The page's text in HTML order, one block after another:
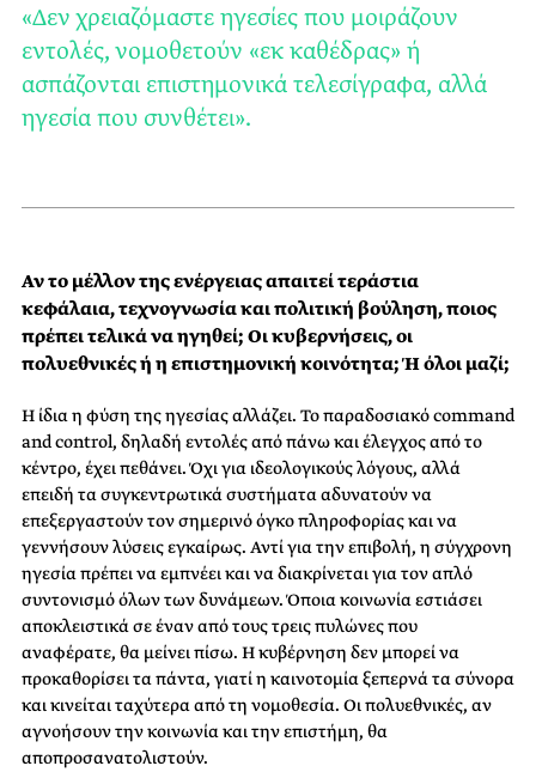
«Δεν χρειαζόμαστε ηγεσίες που μοιράζουν
εντολές, νομοθετούν «εκ καθέδρας» ή
ασπάζονται επιστημονικά τελεσίγραφα, αλλά
ηγεσία που συνθέτει».
Αν το μέλλον της ενέργειας απαιτεί τεράστια
κεφάλαια, τεχνογνωσία και πολιτική βούληση, ποιος
πρέπει τελικά να ηγηθεί; Οι κυβερνήσεις, οι
πολυεθνικές ή η επιστημονική κοινότητα; Ή όλοι μαζί;
Η ίδια η φύση της ηγεσίας αλλάζει. Το παραδοσιακό command
and control, δηλαδή εντολές από πάνω και έλεγχος από το
κέντρο, έχει πεθάνει. Όχι για ιδεολογικούς λόγους, αλλά
επειδή τα συγκεντρωτικά συστήματα αδυνατούν να
επεξεργαστούν τον σημερινό όγκο πληροφορίας και να
γεννήσουν λύσεις εγκαίρως. Αντί για την επιβολή, η σύγχρονη
ηγεσία πρέπει να εμπνέει και να διακρίνεται για τον απλό
συντονισμό όλων των δυνάμεων. Όποια κοινωνία εστιάσει
αποκλειστικά σε έναν από τους τρεις πυλώνες που
αναφέρατε, θα μείνει πίσω. Η κυβέρνηση δεν μπορεί να
προκαθορίσει τα πάντα, γιατί η καινοτομία ξεπερνά τα σύνορα
και κινείται ταχύτερα από τη νομοθεσία. Οι πολυεθνικές, αν
αγνοήσουν την κοινωνία και την επιστήμη, θα
αποπροσανατολιστούν.